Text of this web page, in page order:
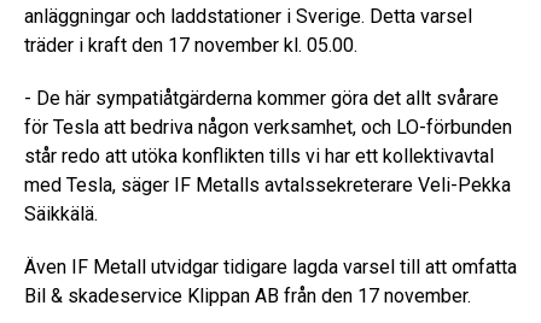
anläggningar och laddstationer i Sverige. Detta varsel
träder i kraft den 17 november kl. 05.00.
- De här sympatiåtgärderna kommer göra det allt svårare
för Tesla att bedriva någon verksamhet, och LO-förbunden
står redo att utöka konflikten tills vi har ett kollektivavtal
med Tesla, säger IF Metalls avtalssekreterare Veli-Pekka
Säikkälä.
Även IF Metall utvidgar tidigare lagda varsel till att omfatta
Bil & skadeservice Klippan AB från den 17 november.